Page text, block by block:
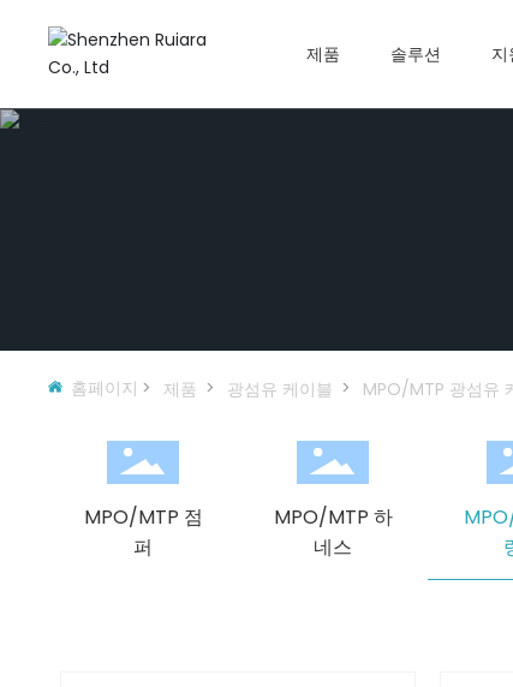
제품 솔루션 지
홈페이지 제품 광섬유 케이블 MPO/MTP 광섬유
MPO/MTP 점
퍼
MPO/MTP 하
네스